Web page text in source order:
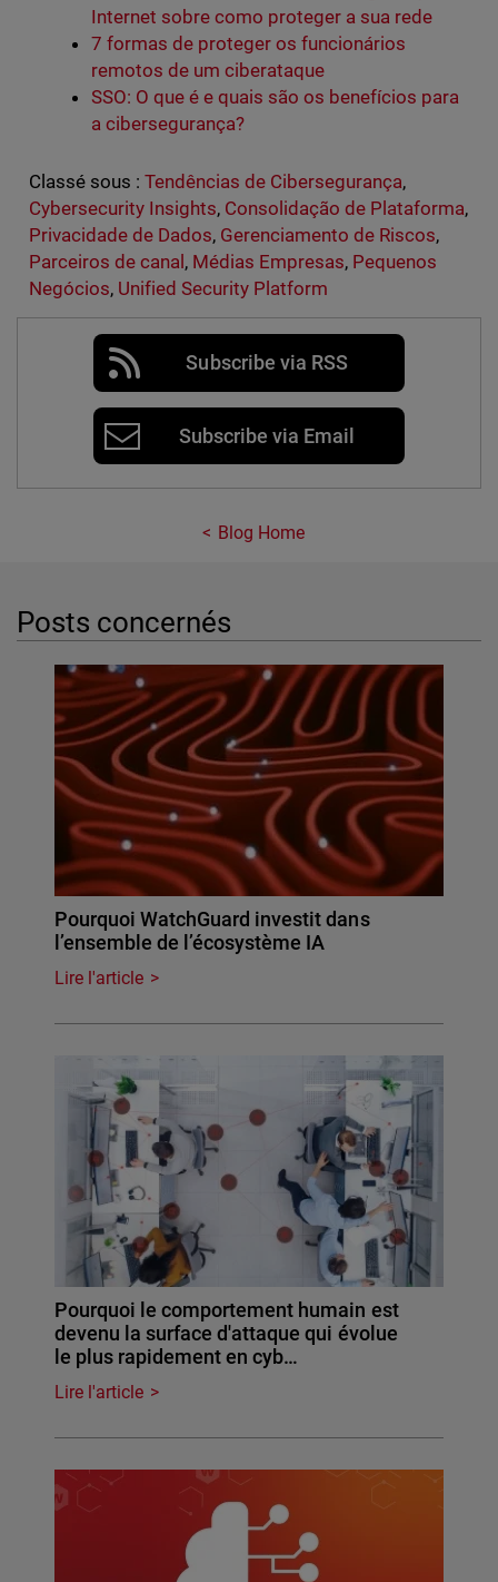
Internet sobre como proteger a sua rede
7 formas de proteger os funcionários
remotos de um ciberataque
SSO: O que é e quais são os benefícios para
a cibersegurança?
Classé sous : Tendências de Cibersegurança,
Cybersecurity Insights, Consolidação de Plataforma,
Privacidade de Dados, Gerenciamento de Riscos,
Parceiros de canal , Médias Empresas, Pequenos
Negócios, Unified Security Platform
Subscribe via RSS
Subscribe via Email
Blog Home
Posts concernés
Pourquoi WatchGuard investit dans
l’ensemble de l’écosystème IA
Lire l'article
Pourquoi le comportement humain est
devenu la surface d'attaque qui évolue
le plus rapidement en cyb…
Lire l'article